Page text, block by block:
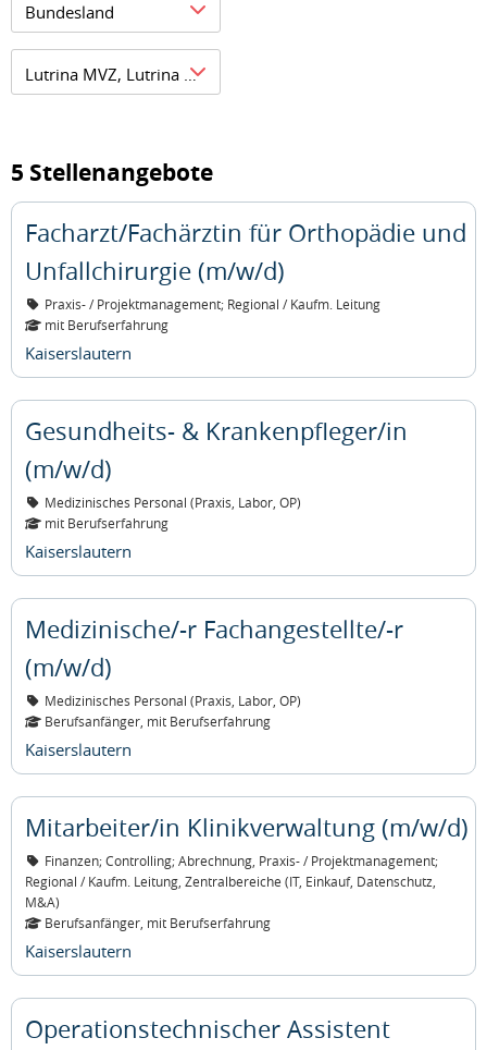
Bundesland
Lutrina MVZ, Lutrina Klinik
5 Stellenangebote
Facharzt/Fachärztin für Orthopädie und
Unfallchirurgie (m/w/d)
Praxis- / Projektmanagement; Regional / Kaufm. Leitung
mit Berufserfahrung
Kaiserslautern
Gesundheits- & Krankenpfleger/in
(m/w/d)
Medizinisches Personal (Praxis, Labor, OP)
mit Berufserfahrung
Kaiserslautern
Medizinische/-r Fachangestellte/-r
(m/w/d)
Medizinisches Personal (Praxis, Labor, OP)
Berufsanfänger, mit Berufserfahrung
Kaiserslautern
Mitarbeiter/in Klinikverwaltung (m/w/d)
Finanzen; Controlling; Abrechnung, Praxis- / Projektmanagement;
Regional / Kaufm. Leitung, Zentralbereiche (IT, Einkauf, Datenschutz,
M&A)
Berufsanfänger, mit Berufserfahrung
Kaiserslautern
Operationstechnischer Assistent